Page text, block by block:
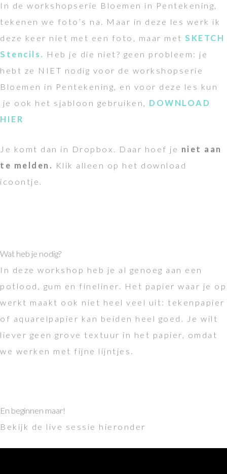
In de workshopserie Bloemen in Pentekening,
tekenen we foto’s na. Maar in deze les werk ik
deze keer niet met een foto, maar met SKETCH
Stencils. Heb je die niet? geen probleem: je
hebt ze NIET nodig voor de workshopserie
Bloemen in Pentekening, en voor deze les kun
je ook het sjabloon gebruiken, DOWNLOAD
HIER
Je komt dan in Dropbox. Daar hoef je niet aan
te melden. Klik alleen op het download
icoontje.
Wat heb je nodig?
In deze workshop heb je al genoeg aan een
potlood, gum en fineliner. Het papier waar je op
werkt maakt ook niet heel veel uit: tekenpapier
of aquarelpapier kan beiden heel goed. Je wilt
liever geen grove textuur in het papier, omdat
we werken met fijne lijntjes.
En beginnen maar!
Bekijk de live sessie hieronder